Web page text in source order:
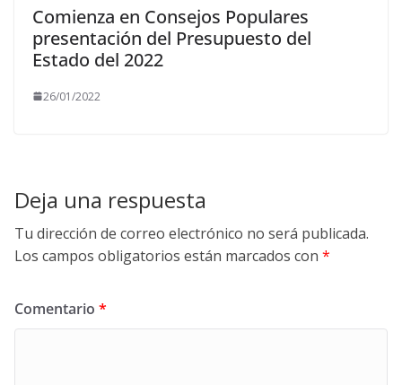
Comienza en Consejos Populares
presentación del Presupuesto del
Estado del 2022
26/01/2022
Deja una respuesta
Tu dirección de correo electrónico no será publicada.
Los campos obligatorios están marcados con *
Comentario *